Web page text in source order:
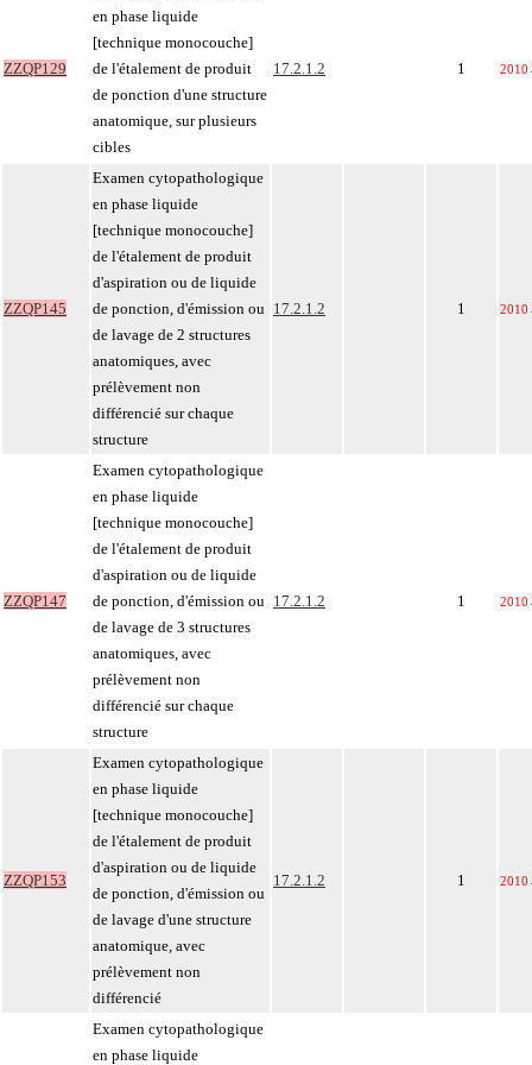
ZZQP129
en phase liquide
[technique monocouche]
de l'étalement de produit
de ponction d'une structure
anatomique, sur plusieurs
cibles
17.2.1.2 1 2010
ZZQP145
Examen cytopathologique
en phase liquide
[technique monocouche]
de l'étalement de produit
d'aspiration ou de liquide
de ponction, d'émission ou
de lavage de 2 structures
anatomiques, avec
prélèvement non
différencié sur chaque
structure
17.2.1.2 1 2010
ZZQP147
Examen cytopathologique
en phase liquide
[technique monocouche]
de l'étalement de produit
d'aspiration ou de liquide
de ponction, d'émission ou
de lavage de 3 structures
anatomiques, avec
prélèvement non
différencié sur chaque
structure
17.2.1.2 1 2010
ZZQP153
Examen cytopathologique
en phase liquide
[technique monocouche]
de l'étalement de produit
d'aspiration ou de liquide
de ponction, d'émission ou
de lavage d'une structure
anatomique, avec
prélèvement non
différencié
17.2.1.2 1 2010
Examen cytopathologique
en phase liquide